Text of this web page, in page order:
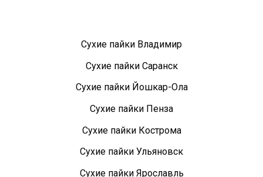
Сухие пайки Владимир
Сухие пайки Саранск
Сухие пайки Йошкар-Ола
Сухие пайки Пенза
Сухие пайки Кострома
Сухие пайки Ульяновск
Сухие пайки Ярославль